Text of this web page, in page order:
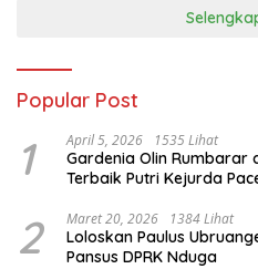
Popular Post
1 April 5, 2026 1535 Lihat
Gardenia Olin Rumbarar
Terbaik Putri Kejurda
2 Maret 20, 2026 1384 Lihat
Loloskan Paulus
Pansus DPRK Nduga